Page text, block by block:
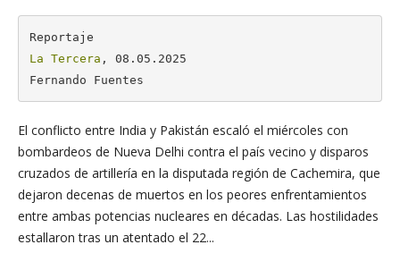
La Tercera , 08.05.2025
Fernando Fuentes
El conflicto entre India y Pakistán escaló el miércoles con
bombardeos de Nueva Delhi contra el país vecino y disparos
cruzados de artillería en la disputada región de Cachemira, que
dejaron decenas de muertos en los peores enfrentamientos
entre ambas potencias nucleares en décadas. Las hostilidades
estallaron tras un atentado el 22...